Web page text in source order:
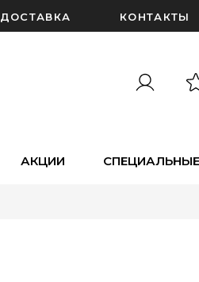
ДОСТАВКА КОНТАКТЫ
АКЦИИ